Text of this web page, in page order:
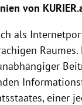
von KURIER
als
Raumes.
einer